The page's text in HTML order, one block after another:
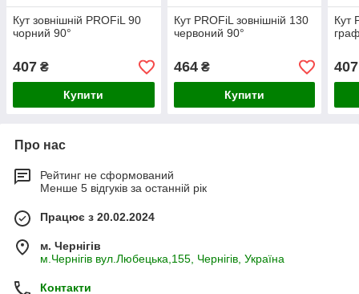
Кут зовнішній PROFiL 90
чорний 90°
407 ₴
Купити
Кут PROFiL зовнішній 130
червоний 90°
464₴
Купити
Кут
407
Про нас
Рейтинг не сформований
Менше 5 відгуків за останній рік
Працює з 20.02.2024
м. Чернігів
м.Чернігів вул.Любецька,155, Чернігів, Україна
Контакти